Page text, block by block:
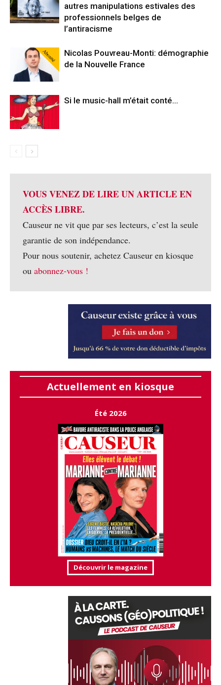
autres manipulations estivales des
professionnels belges de
l’antiracisme
Abonné
Nicolas Pouvreau-Monti: démographie
de la Nouvelle France
Si le music-hall m’était conté…
VOUS VENEZ DE LIRE UN ARTICLE EN
ACCÈS LIBRE.
Causeur ne vit que par ses lecteurs, c’est la seule
garantie de son indépendance.
Pour nous soutenir, achetez Causeur en kiosque
ou abonnez-vous !
Actuellement en kiosque
Été 2026
Découvrir le magazine